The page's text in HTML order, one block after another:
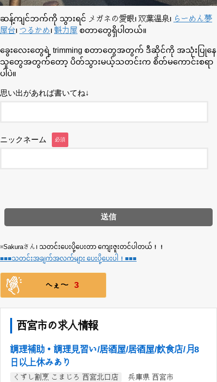
ဆန့်ကျင်ဘက်ကို သွားရင် メガネの愛眼၊ 双葉温泉၊らーめん夢
屋台၊つるかめ၊魁力屋စတာတွေရှိပါတယ်။
ခွေးလေးတွေရဲ့ trimming စတာတွေအတွက် ဒီဆိုင်ကို အသုံးပြုနေ
သူတွေအတွက်တော့ ပိတ်သွားမယ့်သတင်းက စိတ်မကောင်းစရာ
ပါပဲ။
思い出があれば書いてね↓
ニックネーム 必須
※Sakuraさん၊ သတင်းပေးပို့ပေးတာ ကျေးဇူးတင်ပါတယ်！！
■■■သတင်းအချက်အလက်များ ပေးပို့ပေးပါ！■■■
へぇ〜 3
西宮市の求人情報
調理補助・調理見習い/居酒屋/居酒屋/飲食店/月8
日以上休みあり
くずし割烹 こまじろ 西宮北口店
兵庫県 西宮市